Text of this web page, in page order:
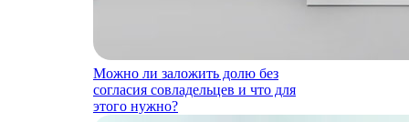
Можно ли заложить долю без
согласия совладельцев и что для
этого нужно?